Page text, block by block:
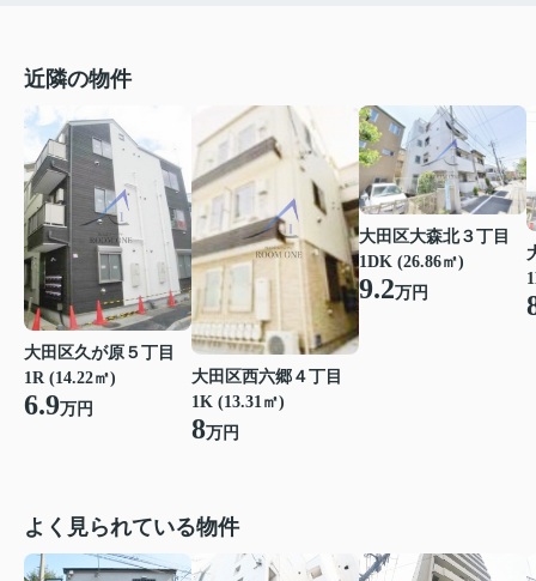
近隣の物件
大田区久が原５丁目
1R (14.22㎡)
6.9万円
大田区西六郷４丁目
1K (13.31㎡)
8万円
大田区大森北３丁目
1DK (26.86㎡)
9.2万円
よく見られている物件